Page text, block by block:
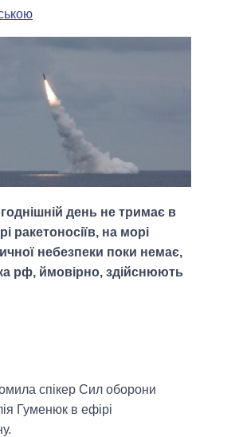
ПОЛІТИКІВ
день не тримає в
ракетоносіїв, на морі
небезпеки поки немає,
рф, ймовірно, здійснюють
спікер Сил оборони
Гуменюк в ефірі